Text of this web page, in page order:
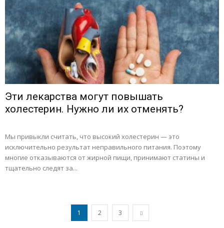
Эти лекарства могут повышать
холестерин. Нужно ли их отменять?
Мы привыкли считать, что высокий холестерин — это
исключительно результат неправильного питания. Поэтому
многие отказываются от жирной пищи, принимают статины и
тщательно следят за...
1 2 3